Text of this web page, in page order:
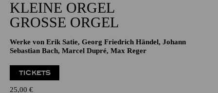
Alfried Krupp Saal
ORGEL
KLEINE ORGEL
GROSSE ORGEL
Werke von Erik Satie, Georg Friedrich Händel, Johann
Sebastian Bach, Marcel Dupré, Max Reger